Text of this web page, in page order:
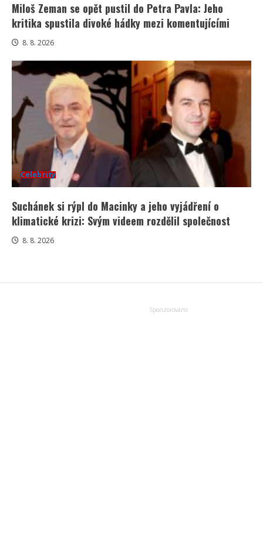
Miloš Zeman se opět pustil do Petra Pavla: Jeho
kritika spustila divoké hádky mezi komentujícími
8. 8. 2026
Celebrity
Suchánek si rýpl do Macinky a jeho vyjádření o
klimatické krizi: Svým videem rozdělil společnost
8. 8. 2026